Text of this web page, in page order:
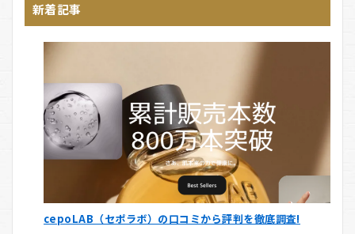
新着記事
cepoLAB（セポラボ）の口コミから評判を徹底調査!